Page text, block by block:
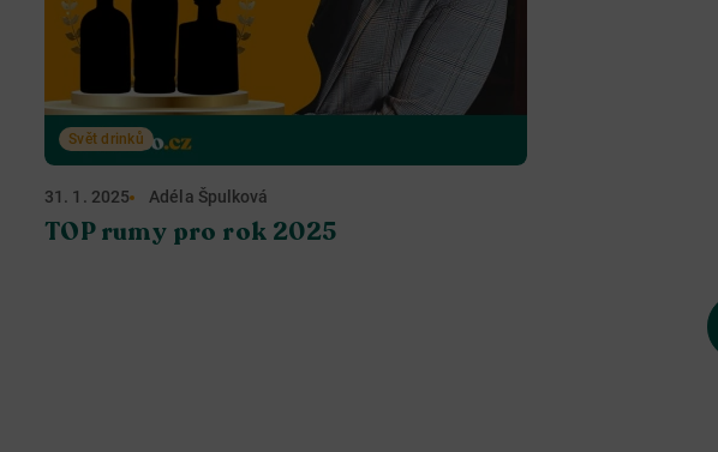
Svět drinků
31. 1. 2025 Adéla Špulková
TOP rumy pro rok 2025